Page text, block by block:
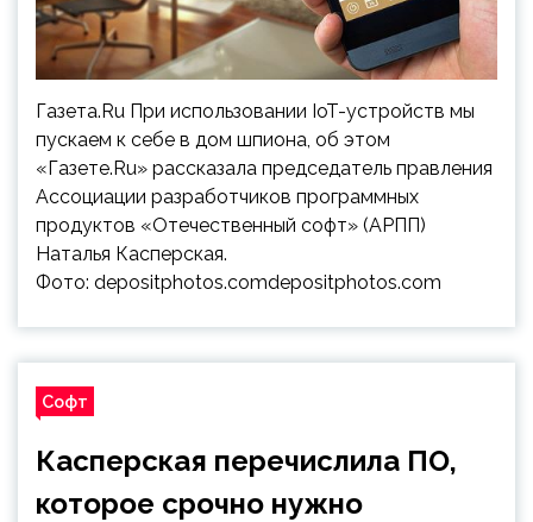
Газета.Ru При использовании IoT-устройств мы
пускаем к себе в дом шпиона, об этом
«Газете.Ru» рассказала председатель правления
Ассоциации разработчиков программных
продуктов «Отечественный софт» (АРПП)
Наталья Касперская.
Фото: depositphotos.comdepositphotos.com
Софт
Касперская перечислила ПО,
которое срочно нужно